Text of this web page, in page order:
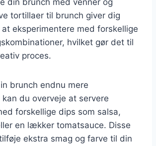
tortillaer til brunch giver dig
eksperimentere med forskellige
hvilket gør det til
proces.
brunch endnu mere
du overveje at servere
forskellige dips som salsa,
en lækker tomatsauce. Disse
ekstra smag og farve til din